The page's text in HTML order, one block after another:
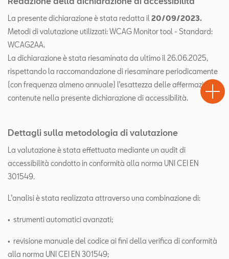
La presente dichiarazione è stata redatta il 20/09/2023.
Metodi di valutazione utilizzati: WCAG Monitor tool - Standard:
WCAG2AA.
La dichiarazione è stata riesaminata da ultimo il 26.06.2025,
rispettando la raccomandazione di riesaminare periodicamente
(con frequenza almeno annuale) l’esattezza delle affermazioni
contenute nella presente dichiarazione di accessibilità.
Dettagli sulla metodologia di valutazione
La valutazione è stata effettuata mediante un audit di
accessibilità condotto in conformità alla norma UNI CEI EN
301549.
L’analisi è stata realizzata attraverso una combinazione di:
• strumenti automatici avanzati;
• revisione manuale del codice ai fini della verifica di conformità
alla norma UNI CEI EN 301549;
Test
Drive
Chiama